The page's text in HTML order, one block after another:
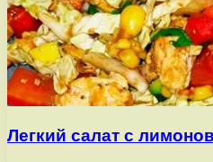
Легкий салат с